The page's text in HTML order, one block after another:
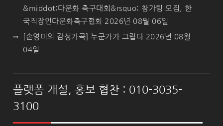
&middot;다문화 축구대회&rsquo; 참가팀 모집, 한
국직장인다문화축구협회 2026년 08월 06일
[손영미의 감성가곡] 누군가가 그립다 2026년 08월
04일
플랫폼 개설, 홍보 협찬 : 010-3035-
3100